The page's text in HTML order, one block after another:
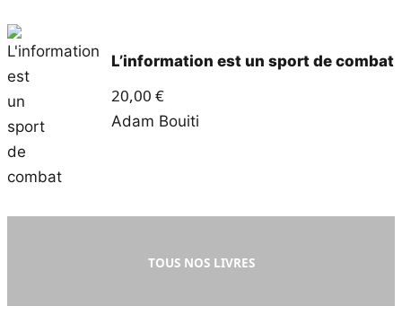
L’information est un sport de combat
20,00 €
Adam Bouiti
TOUS NOS LIVRES